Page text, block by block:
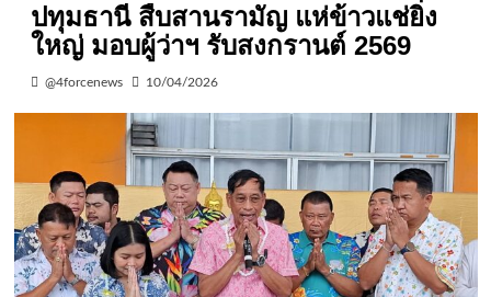
ปทุมธานี สืบสานรามัญ แห่ข้าวแช่ยิ่ง
ใหญ่ มอบผู้ว่าฯ รับสงกรานต์ 2569
@4forcenews 10/04/2026